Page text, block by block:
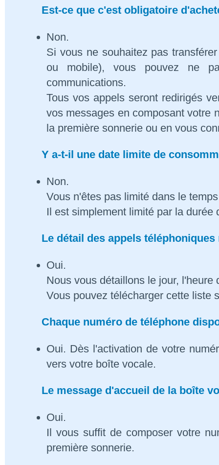
Est-ce que c'est obligatoire
Non.
Si vous ne souhaitez pas
ou mobile), vous pouvez ne
communications.
Tous vos appels seront redirigés
vos messages en composant votre
la première sonnerie ou en vous
Y a-t-il une date limite de
Non.
Vous n'êtes pas limité dans le
Il est simplement limité par la durée
Le détail des appels
Oui.
Nous vous détaillons le jour,
Vous pouvez télécharger cette liste
Chaque numéro de téléphone
Oui. Dès l'activation de votre
vers votre boîte vocale.
Le message d'accueil de la boîte
Oui.
Il vous suffit de composer votre
première sonnerie.